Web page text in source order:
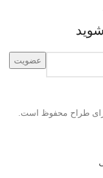
طراح محفوظ است.